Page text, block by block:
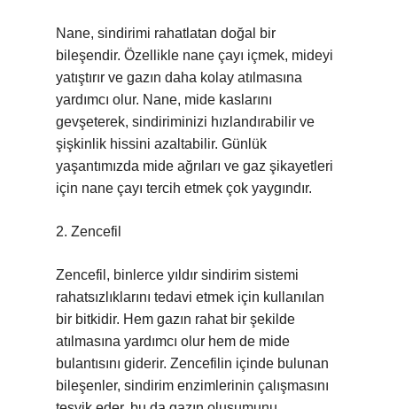
Nane, sindirimi rahatlatan doğal bir
bileşendir. Özellikle nane çayı içmek, mideyi
yatıştırır ve gazın daha kolay atılmasına
yardımcı olur. Nane, mide kaslarını
gevşeterek, sindiriminizi hızlandırabilir ve
şişkinlik hissini azaltabilir. Günlük
yaşantımızda mide ağrıları ve gaz şikayetleri
için nane çayı tercih etmek çok yaygındır.
2. Zencefil
Zencefil, binlerce yıldır sindirim sistemi
rahatsızlıklarını tedavi etmek için kullanılan
bir bitkidir. Hem gazın rahat bir şekilde
atılmasına yardımcı olur hem de mide
bulantısını giderir. Zencefilin içinde bulunan
bileşenler, sindirim enzimlerinin çalışmasını